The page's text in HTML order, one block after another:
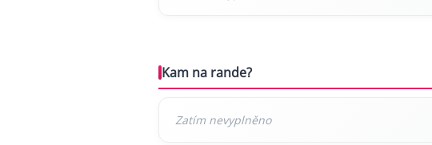
Kam na rande?